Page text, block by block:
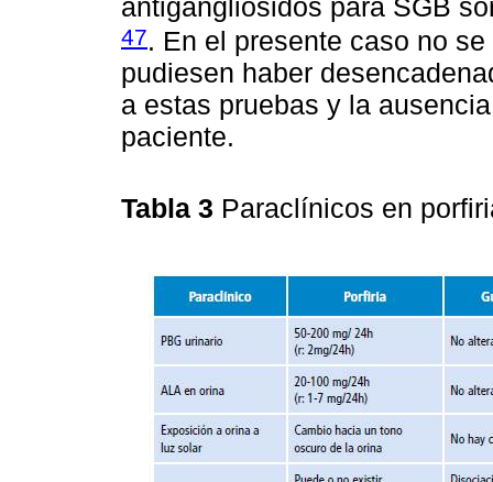
antigangliosidos para SGB
47. En el presente caso no
pudiesen haber
a estas pruebas y la
paciente.
Tabla 3 Paraclínicos en